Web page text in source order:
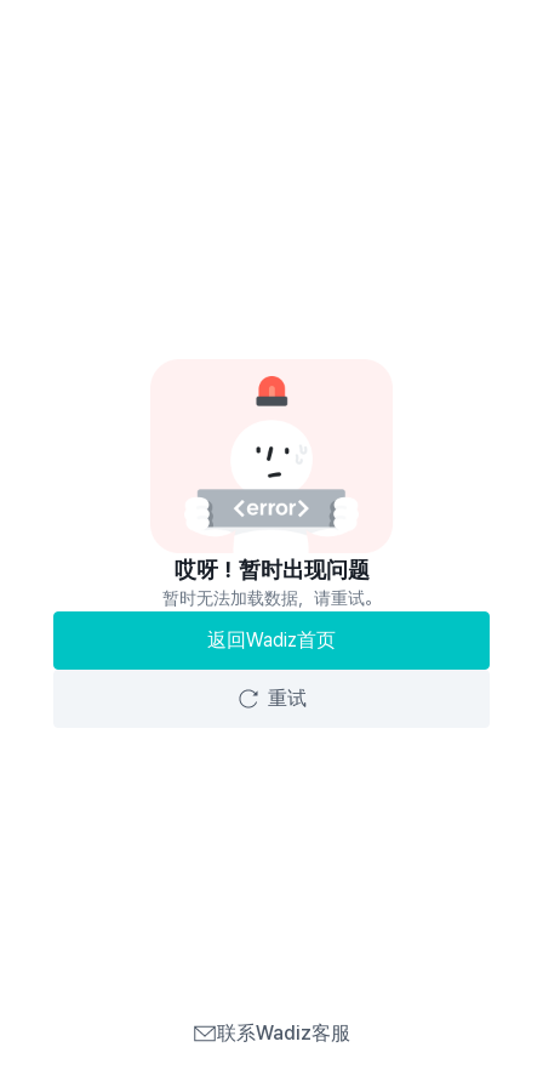
哎呀！暂时出现问题
暂时无法加载数据，请重试。
返回Wadiz首页
重试
联系Wadiz客服